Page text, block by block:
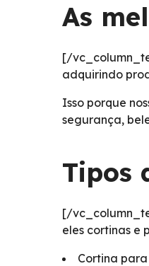
As
[/
adquirindo
Isso porque
segurança,
Tipos
[/
eles cortinas e
Cortina